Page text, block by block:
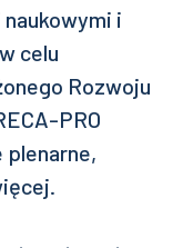
i
celu
Rozwoju
PRO